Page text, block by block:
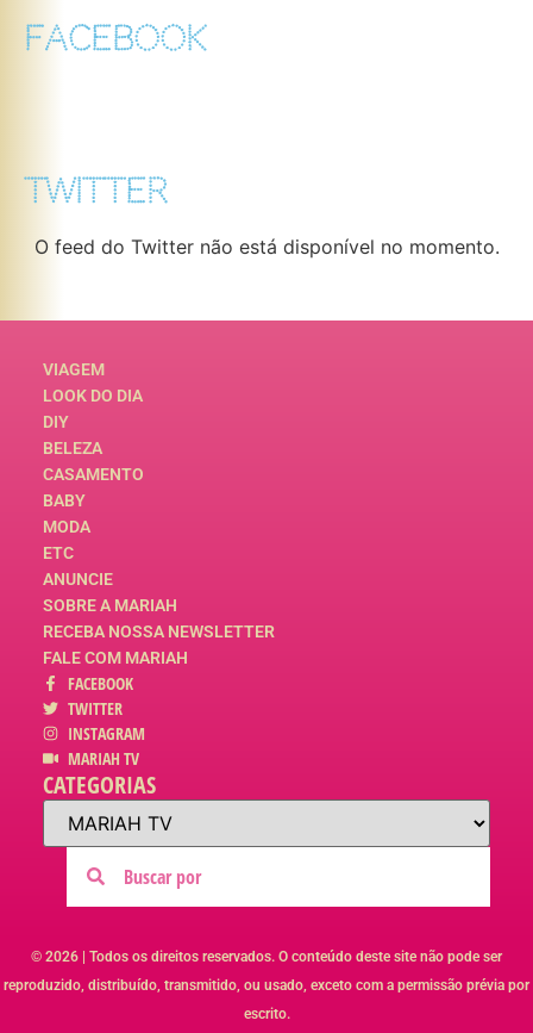
FACEBOOK
TWITTER
O feed do Twitter não está disponível no momento.
VIAGEM
LOOK DO DIA
DIY
BELEZA
CASAMENTO
BABY
MODA
ETC
ANUNCIE
SOBRE A MARIAH
RECEBA NOSSA NEWSLETTER
FALE COM MARIAH
FACEBOOK
TWITTER
INSTAGRAM
MARIAH TV
CATEGORIAS
© 2026 | Todos os direitos reservados. O conteúdo deste site não pode ser
reproduzido, distribuído, transmitido, ou usado, exceto com a permissão prévia por
escrito.